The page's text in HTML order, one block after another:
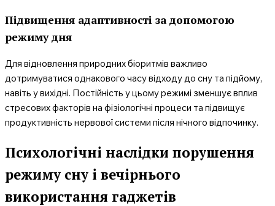
Підвищення адаптивності за допомогою
режиму дня
Для відновлення природних біоритмів важливо
дотримуватися однакового часу відходу до сну та підйому,
навіть у вихідні. Постійність у цьому режимі зменшує вплив
стресових факторів на фізіологічні процеси та підвищує
продуктивність нервової системи після нічного відпочинку.
Психологічні наслідки порушення
режиму сну і вечірнього
використання гаджетів